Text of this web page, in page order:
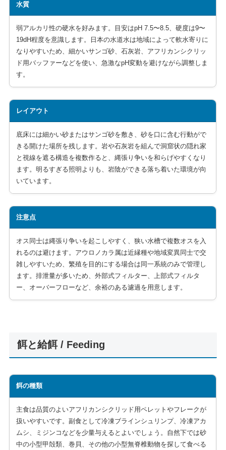
水質
弱アルカリ性の硬水を好みます。目安はpH 7.5〜8.5、硬度は9〜
19dH程度を意識します。日本の水道水は地域によって軟水寄りに
なりやすいため、細かいサンゴ砂、石灰岩、アフリカンシクリッ
ド用バッファーなどを使い、急激なpH変動を避けながら調整しま
す。
レイアウト
底床には細かい砂またはサンゴ砂を敷き、砂を口に含む行動がで
きる開けた場所を残します。岩や石灰岩を組んで洞窟状の隠れ家
と視線を遮る構造を複数作ると、縄張り争いを和らげやすくなり
ます。明るすぎる照明よりも、岩陰ができる落ち着いた環境が向
いています。
注意点
オス同士は縄張り争いを起こしやすく、狭い水槽で複数オスを入
れるのは避けます。アウロノカラ属は近縁種や地域変異同士で交
雑しやすいため、繁殖を目的にする場合は同一系統のみで管理し
ます。排泄量が多いため、外部式フィルター、上部式フィルタ
ー、オーバーフローなど、余裕のある濾過を用意します。
餌と給餌 / Feeding
餌の種類
主食は品質のよいアフリカンシクリッド用ペレットやフレークが
扱いやすいです。副食として冷凍ブラインシュリンプ、冷凍アカ
ムシ、ミジンコなどを少量与えるとよいでしょう。自然下では砂
中の小型甲殻類、巻貝、その他の小型無脊椎動物を探して食べる